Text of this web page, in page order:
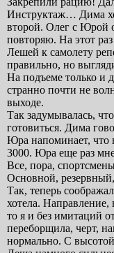
Инструктаж… Дима
второй. Олег с Юрой
повторяю. На этот
Лешей к самолету
правильно, но
На подъеме только и
странно почти не
выходе.
Так задумывалась,
готовиться. Дима
Юра напоминает, что
3000. Юра еще раз
Все, пора,
Основной,
Так, теперь
хотела.
то я и без имитаций
переборщила, черт,
нормально. С